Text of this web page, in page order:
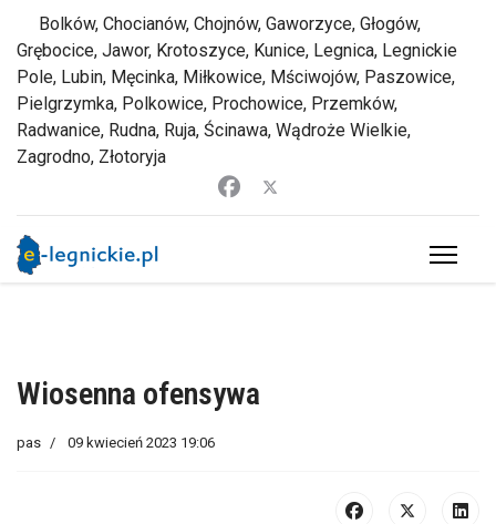
Bolków, Chocianów, Chojnów, Gaworzyce, Głogów,
Grębocice, Jawor, Krotoszyce, Kunice, Legnica, Legnickie
Pole, Lubin, Męcinka, Miłkowice, Mściwojów, Paszowice,
Pielgrzymka, Polkowice, Prochowice, Przemków,
Radwanice, Rudna, Ruja, Ścinawa, Wądroże Wielkie,
Zagrodno, Złotoryja
Wiosenna ofensywa
pas 09 kwiecień 2023 19:06